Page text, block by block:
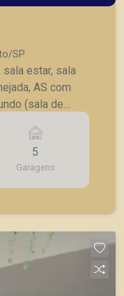
SP
estar, sala
AS com
(sala de
5
Garagens